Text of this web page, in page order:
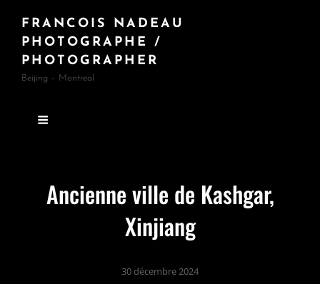
FRANCOIS NADEAU
PHOTOGRAPHE /
PHOTOGRAPHER
Beijing – Montreal
Ancienne ville de Kashgar,
Xinjiang
30 décembre 2024